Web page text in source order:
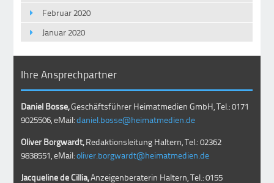
Februar 2020
Januar 2020
Ihre Ansprechpartner
Daniel Bosse,Geschäftsführer Heimatmedien GmbH, Tel.: 0171
9025506, eMail:daniel.bosse@heimatmedien.de
Oliver Borgwardt,Redaktionsleitung Haltern, Tel.: 02362
9838551, eMail:oliver.borgwardt@heimatmedien.de
Jacqueline de Cillia,Anzeigenberaterin Haltern, Tel.: 0155